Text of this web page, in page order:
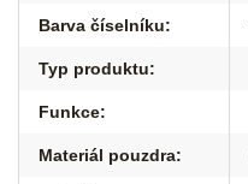
Barva číselníku:
Typ produktu:
Funkce:
Materiál pouzdra: